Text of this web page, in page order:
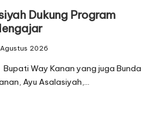
Dukung Program
2026
Way Kanan yang juga Bunda
Ayu Asalasiyah,…